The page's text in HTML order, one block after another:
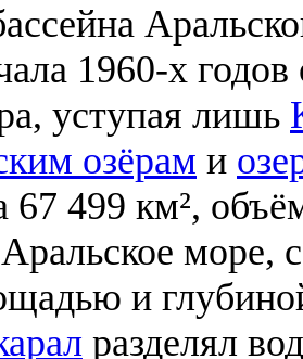
1960-х
уступая лишь
озёрам и
67 499 км²,
море,
и
разделял